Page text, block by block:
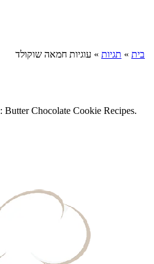
בית » תגיות » עוגיות חמאה שוקולד
סה"כ 18 מתכונים, שם באנגלית: Butter Chocolate Cookie Recipes.